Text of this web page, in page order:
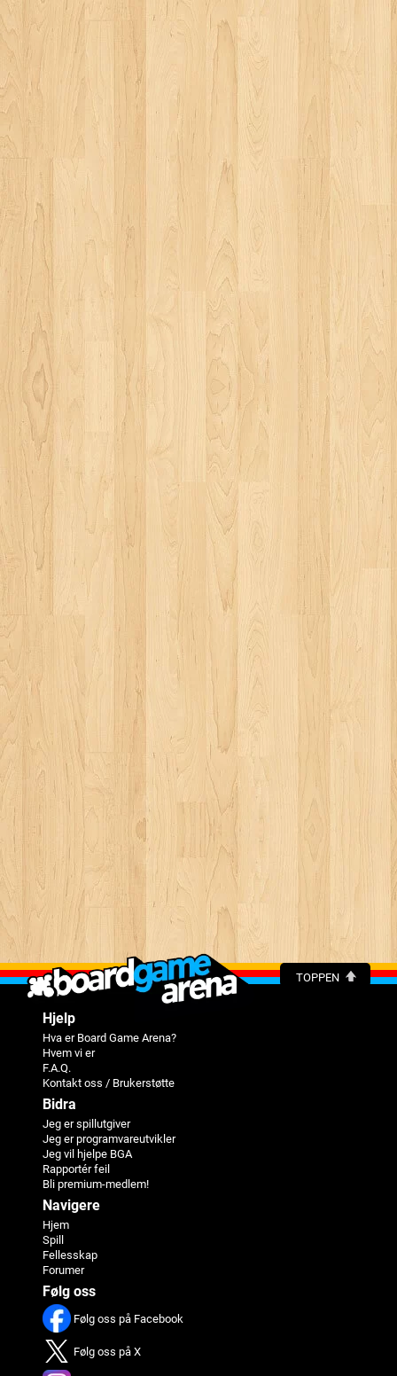
TOPPEN
Hjelp
Hva er Board Game Arena?
Hvem vi er
F.A.Q.
Kontakt oss / Brukerstøtte
Bidra
Jeg er spillutgiver
Jeg er programvareutvikler
Jeg vil hjelpe BGA
Rapportér feil
Bli premium-medlem!
Navigere
Hjem
Spill
Fellesskap
Forumer
Følg oss
Følg oss på Facebook
Følg oss på X